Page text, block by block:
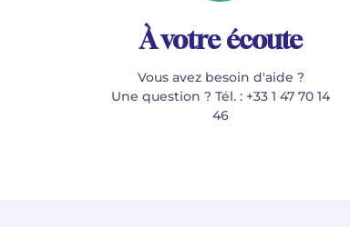
À votre écoute
Vous avez besoin d'aide ?
Une question ? Tél. : +33 1 47 70 14
46